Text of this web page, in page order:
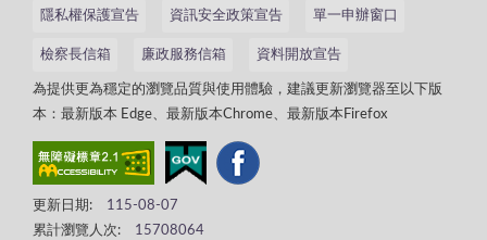
隱私權保護宣告 資訊安全政策宣告 單一申辦窗口
檢察長信箱 廉政服務信箱 資料開放宣告
為提供更為穩定的瀏覽品質與使用體驗，建議更新瀏覽器至以下版
本：最新版本 Edge、最新版本Chrome、最新版本Firefox
更新日期:
115-08-07
累計瀏覽人次:
15708064